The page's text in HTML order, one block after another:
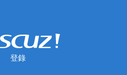
登錄